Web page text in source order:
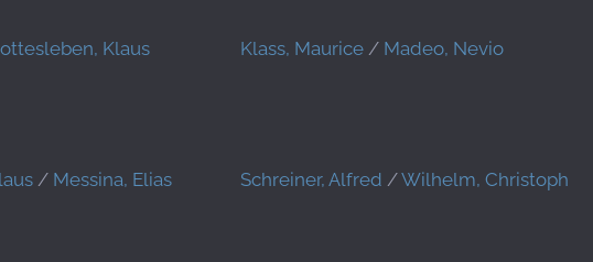
Klaus Klass, Maurice / Madeo, Nevio
/ Messina, Elias Schreiner, Alfred /Wilhelm, Christoph